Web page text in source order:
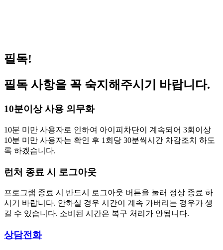
필독!
필독 사항을 꼭 숙지해주시기 바랍니다.
10분이상 사용 의무화
10분 미만 사용자로 인하여 아이피차단이 계속되어 3회이상
10분 미만 사용자는 확인 후 1회당 30분씩시간 차감조치 하도
록 하겠습니다.
런처 종료 시 로그아웃
프로그램 종료 시 반드시 로그아웃 버튼을 눌러 정상 종료 하
시기 바랍니다. 안하실 경우 시간이 계속 가버리는 경우가 생
길 수 있습니다. 소비된 시간은 복구 처리가 안됩니다.
상담전화